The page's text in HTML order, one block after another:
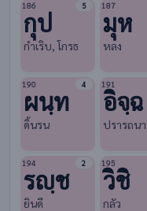
186 5
กุป
กำเริบ, โกรธ
187
มุห
หลง
190 4
ผนฺท
ดิ้นรน
191
อิจฺฉ
ปรารถนา
194 2
รญฺช
ยินดี
195
วิชิ
กลัว